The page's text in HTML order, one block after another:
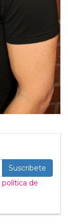
Suscribete
política de